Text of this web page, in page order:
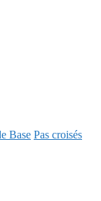
Base Pas croisés